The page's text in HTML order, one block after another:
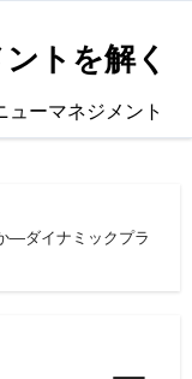
トを解く
ーマネジメント
―ダイナミックプラ